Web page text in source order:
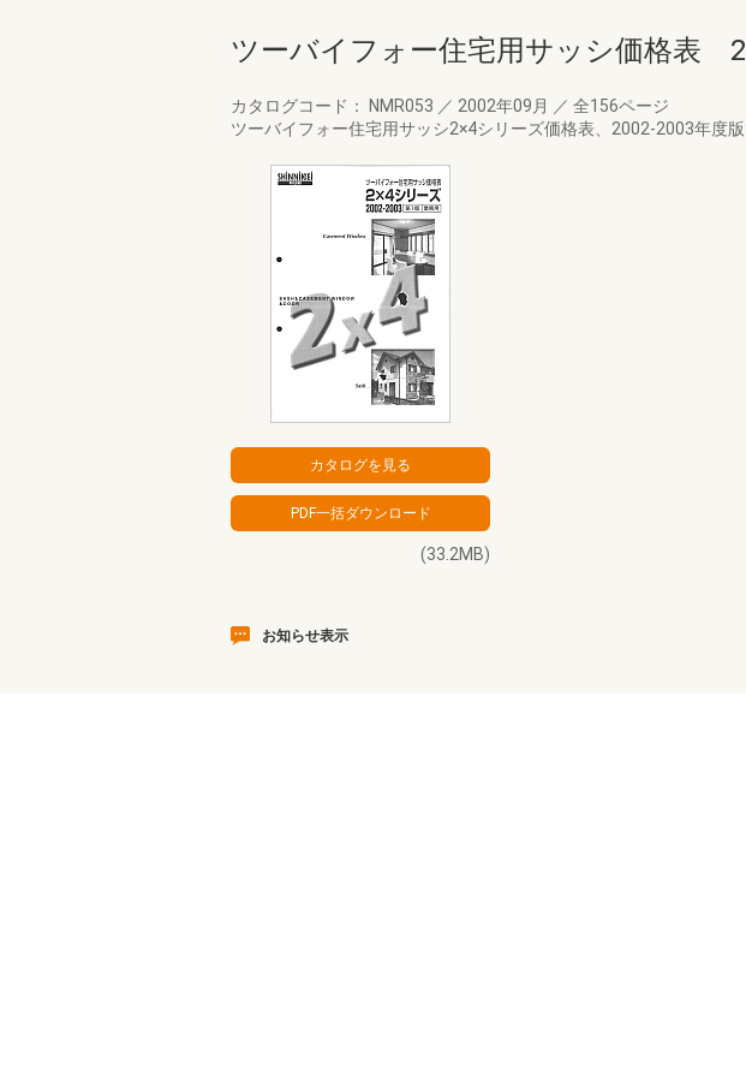
ツーバイフォー住宅用サッシ価格表
カタログコード： NMR053 ／ 2002年09月 ／ 全156ページ
ツーバイフォー住宅用サッシ2×4シリーズ価格表、2002-2003年度版
(33.2MB)
お知らせ表示